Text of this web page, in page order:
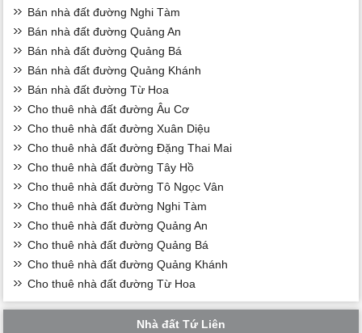
Bán nhà đất đường Nghi Tàm
Bán nhà đất đường Quảng An
Bán nhà đất đường Quảng Bá
Bán nhà đất đường Quảng Khánh
Bán nhà đất đường Từ Hoa
Cho thuê nhà đất đường Âu Cơ
Cho thuê nhà đất đường Xuân Diệu
Cho thuê nhà đất đường Đặng Thai Mai
Cho thuê nhà đất đường Tây Hồ
Cho thuê nhà đất đường Tô Ngọc Vân
Cho thuê nhà đất đường Nghi Tàm
Cho thuê nhà đất đường Quảng An
Cho thuê nhà đất đường Quảng Bá
Cho thuê nhà đất đường Quảng Khánh
Cho thuê nhà đất đường Từ Hoa
Nhà đất Tứ Liên